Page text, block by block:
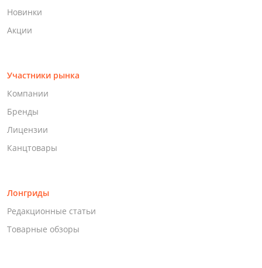
Новинки
Акции
Участники рынка
Компании
Бренды
Лицензии
Канцтовары
Лонгриды
Редакционные статьи
Товарные обзоры